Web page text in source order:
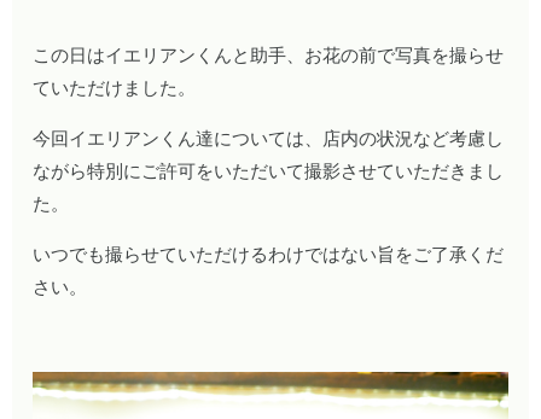
この日はイエリアンくんと助手、お花の前で写真を撮らせ
ていただけました。
今回イエリアンくん達については、店内の状況など考慮し
ながら特別にご許可をいただいて撮影させていただきまし
た。
いつでも撮らせていただけるわけではない旨をご了承くだ
さい。